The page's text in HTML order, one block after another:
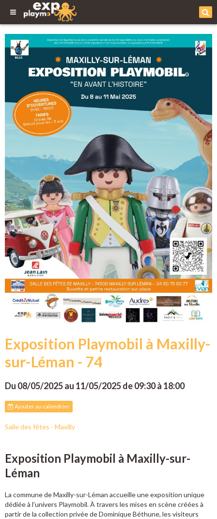
Exposition Playmobil à Maxilly-
sur-Léman - 74
Du 08/05/2025au 11/05/2025de 09:30à 18:00
Ajouter au calendrier
Salle des fêtes - Maxilly
Exposition Playmobil à Maxilly-sur-
Léman
La commune de Maxilly-sur-Léman accueille une exposition unique
dédiée à l’univers Playmobil. À travers les mises en scène créées à
partir de la collection privée de Dominique Béthune, les visiteurs